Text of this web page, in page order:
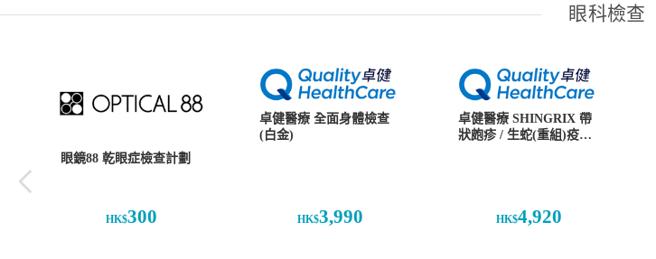
眼科檢查
眼鏡88 乾眼症檢查計劃
HK$300
卓健醫療 全面身體檢查
(白金)
HK$3,990
卓健醫療 SHINGRIX 帶
狀皰疹 / 生蛇(重組)疫苗
HK$4,920